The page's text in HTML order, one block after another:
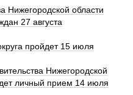
Нижегородской области
27 августа
пройдет 15 июля
Нижегородской
личный прием 14 июля